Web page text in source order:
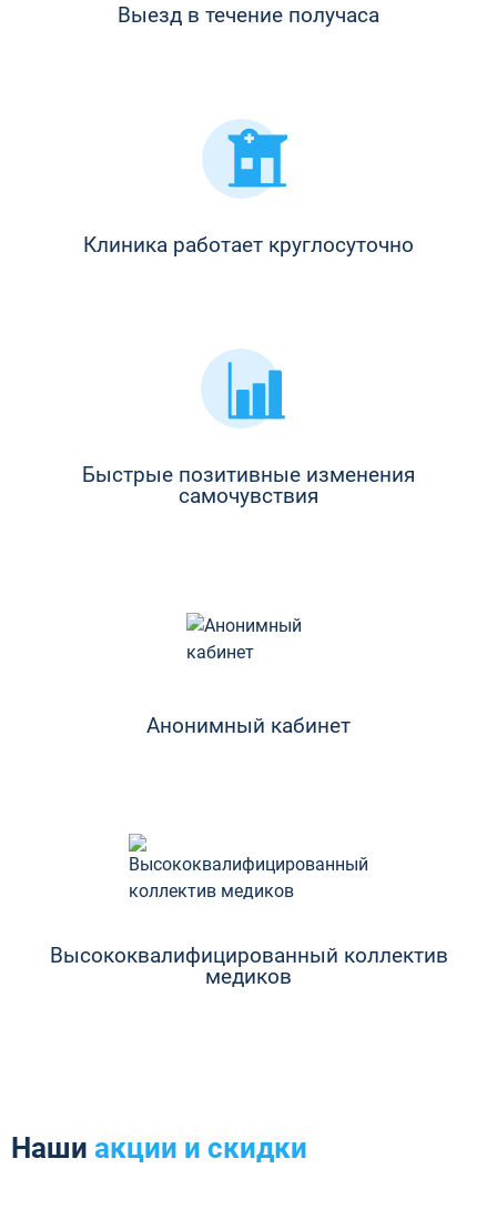
Выезд в течение получаса
Клиника работает круглосуточно
Быстрые позитивные изменения
самочувствия
Анонимный кабинет
Высококвалифицированный коллектив
медиков
Наши акции и скидки